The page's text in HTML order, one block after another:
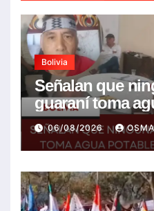
Bolivia
Señalan que
guaraní toma
piden realizar
resolver la
06/08/2026